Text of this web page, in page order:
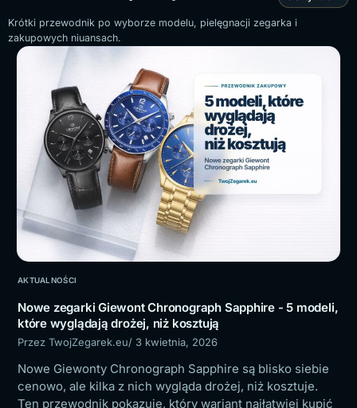
Krótki przewodnik po wyborze modelu, pielęgnacji zegarka i
zakupowych niuansach.
AKTUALNOŚCI
Nowe zegarki Giewont Chronograph Sapphire - 5 modeli,
które wyglądają drożej, niż kosztują
Przez TwojZegarek.eu/ 3 kwietnia, 2026
Nowe Giewonty Chronograph Sapphire są blisko siebie
cenowo, ale kilka z nich wygląda drożej, niż kosztuje.
Ten przewodnik pokazuje, który wariant najłatwiej kupić